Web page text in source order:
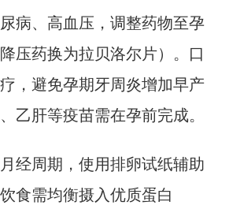
病、高血压，调整药物至孕
压药换为拉贝洛尔片）。口
，避免孕期牙周炎增加早产
乙肝等疫苗需在孕前完成。
经周期，使用排卵试纸辅助
食需均衡摄入优质蛋白